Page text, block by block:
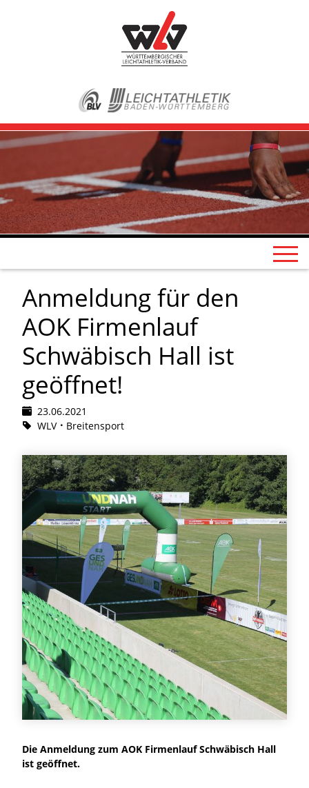
Anmeldung für den
AOK Firmenlauf
Schwäbisch Hall ist
geöffnet!
23.06.2021
WLV
Breitensport
Die Anmeldung zum AOK Firmenlauf Schwäbisch Hall
ist geöffnet.